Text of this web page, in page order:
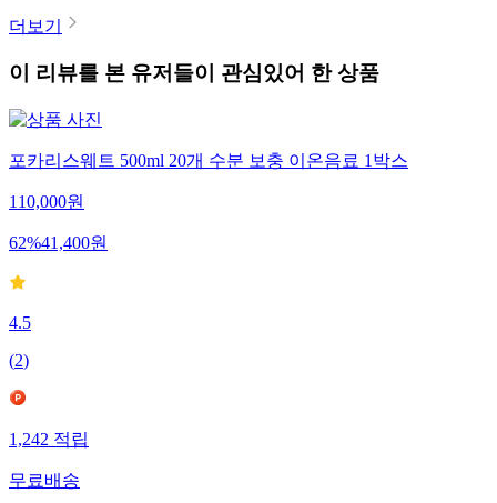
더보기
이 리뷰를 본 유저들이 관심있어 한 상품
포카리스웨트 500ml 20개 수분 보충 이온음료 1박스
110,000원
62%41,400원
4.5
(2)
1,242 적립
무료배송